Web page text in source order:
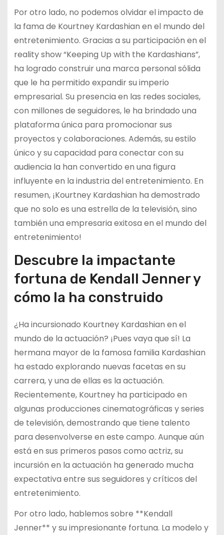
Por otro lado, no podemos olvidar el impacto de
la fama de Kourtney Kardashian en el mundo del
entretenimiento. Gracias a su participación en el
reality show “Keeping Up with the Kardashians”,
ha logrado construir una marca personal sólida
que le ha permitido expandir su imperio
empresarial. Su presencia en las redes sociales,
con millones de seguidores, le ha brindado una
plataforma única para promocionar sus
proyectos y colaboraciones. Además, su estilo
único y su capacidad para conectar con su
audiencia la han convertido en una figura
influyente en la industria del entretenimiento. En
resumen, ¡Kourtney Kardashian ha demostrado
que no solo es una estrella de la televisión, sino
también una empresaria exitosa en el mundo del
entretenimiento!
Descubre la impactante
fortuna de Kendall Jenner y
cómo la ha construido
¿Ha incursionado Kourtney Kardashian en el
mundo de la actuación? ¡Pues vaya que sí! La
hermana mayor de la famosa familia Kardashian
ha estado explorando nuevas facetas en su
carrera, y una de ellas es la actuación.
Recientemente, Kourtney ha participado en
algunas producciones cinematográficas y series
de televisión, demostrando que tiene talento
para desenvolverse en este campo. Aunque aún
está en sus primeros pasos como actriz, su
incursión en la actuación ha generado mucha
expectativa entre sus seguidores y críticos del
entretenimiento.
Por otro lado, hablemos sobre **Kendall
Jenner** y su impresionante fortuna. La modelo y